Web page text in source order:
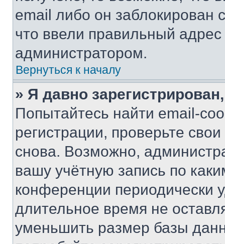
email либо он
что ввели правильный адрес
администратором.
Вернуться к началу
» Я давно
Попытайтесь найти email-
регистрации, проверьте
снова. Возможно,
вашу учётную запись по
конференции периодически
длительное время не
уменьшить размер базы